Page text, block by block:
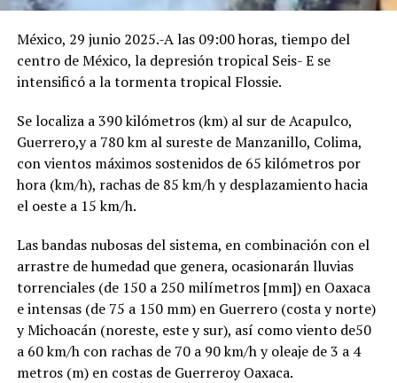
México, 29 junio 2025.-A las 09:00 horas, tiempo del
centro de México, la depresión tropical Seis- E se
intensificó a la tormenta tropical Flossie.
Se localiza a 390 kilómetros (km) al sur de Acapulco,
Guerrero,y a 780 km al sureste de Manzanillo, Colima,
con vientos máximos sostenidos de 65 kilómetros por
hora (km/h), rachas de 85 km/h y desplazamiento hacia
el oeste a 15 km/h.
Las bandas nubosas del sistema, en combinación con el
arrastre de humedad que genera, ocasionarán lluvias
torrenciales (de 150 a 250 milímetros [mm]) en Oaxaca
e intensas (de 75 a 150 mm) en Guerrero (costa y norte)
y Michoacán (noreste, este y sur), así como viento de50
a 60 km/h con rachas de 70 a 90 km/h y oleaje de 3 a 4
metros (m) en costas de Guerreroy Oaxaca.